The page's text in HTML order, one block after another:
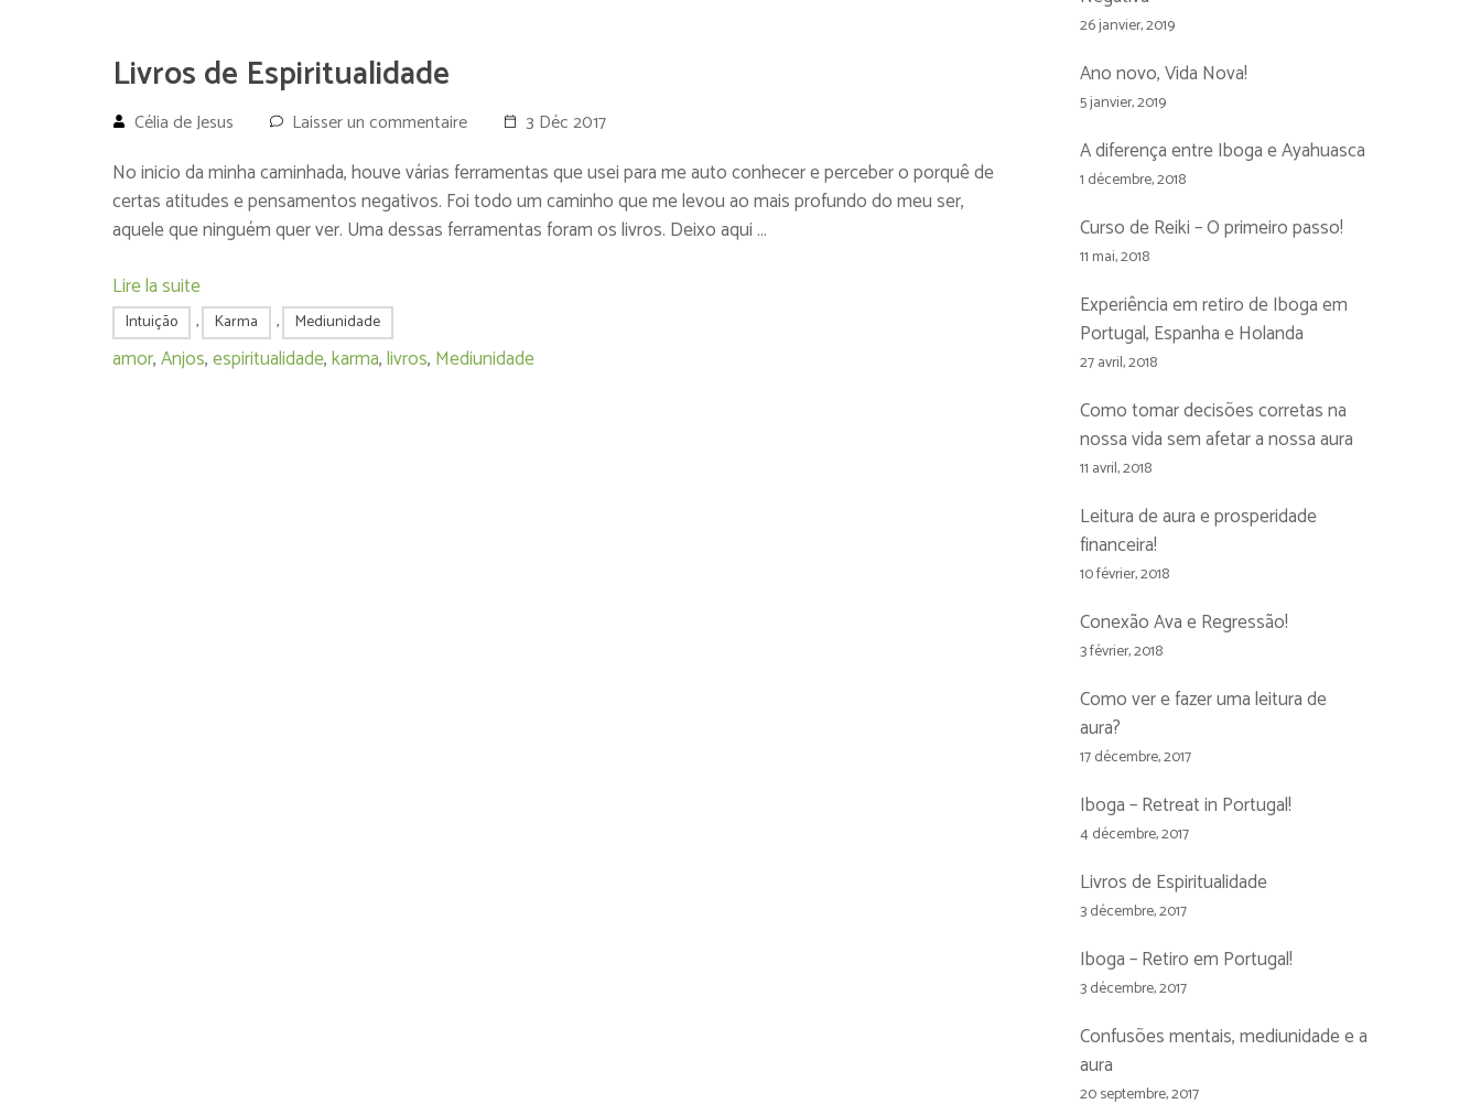
Livros de Espiritualidade
Célia de Jesus Laisser un commentaire 3 Déc 2017
No inicio da minha caminhada, houve várias ferramentas que usei para me auto conhecer e perceber o porquê de
certas atitudes e pensamentos negativos. Foi todo um caminho que me levou ao mais profundo do meu ser,
aquele que ninguém quer ver. Uma dessas ferramentas foram os livros. Deixo aqui …
Lire la suite
Intuição , Karma , Mediunidade
amor,Anjos,espiritualidade,karma,livros, Mediunidade
26 janvier, 2019
Ano novo, Vida Nova!
5 janvier, 2019
A diferença entre Iboga e Ayahuasca
1 décembre, 2018
Curso de Reiki – O primeiro passo!
11 mai, 2018
Experiência em retiro de Iboga em
Portugal, Espanha e Holanda
27 avril, 2018
Como tomar decisões corretas na
nossa vida sem afetar a nossa aura
11 avril, 2018
Leitura de aura e prosperidade
financeira!
10 février, 2018
Conexão Ava e Regressão!
3 février, 2018
Como ver e fazer uma leitura de
aura?
17 décembre, 2017
Iboga – Retreat in Portugal!
4 décembre, 2017
Livros de Espiritualidade
3 décembre, 2017
Iboga – Retiro em Portugal!
3 décembre, 2017
Confusões mentais, mediunidade e a
aura
20 septembre, 2017